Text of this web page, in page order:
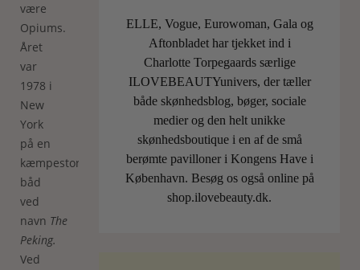
være
Opiums.
Året
var
1978 i
New
York
på en
kæmpestor
båd
ved
navn The
Peking.
Ved
ELLE, Vogue, Eurowoman, Gala og
Aftonbladet har tjekket ind i
Charlotte Torpegaards særlige
ILOVEBEAUTYunivers, der tæller
både skønhedsblog, bøger, sociale
medier og den helt unikke
skønhedsboutique i en af de små
berømte pavilloner i Kongens Have i
København. Besøg os også online på
shop.ilovebeauty.dk.